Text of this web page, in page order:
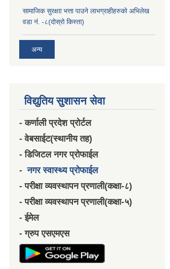
सामाजिक सुरक्षाा भत्ता पाउने लाभग्राहीहरुको अभिलेख
वडा नं. -८(दोस्रो किस्ता)
अन्य
विद्युतिय सुशासन सेवा
- कर्णाली प्रदेश प्रोर्टल
- वेबसाईट(स्थानीय तह)
- डिजिटल नगर प्रोफाईल
-नगर स्वास्थ्य प्रोफाईल
- परीक्षा व्यवस्थापन प्रणाली(कक्षा-८)
- परीक्षा व्यवस्थापन प्रणाली(कक्षा-५)
- ईमेल
- ग्रुप एसएमएस